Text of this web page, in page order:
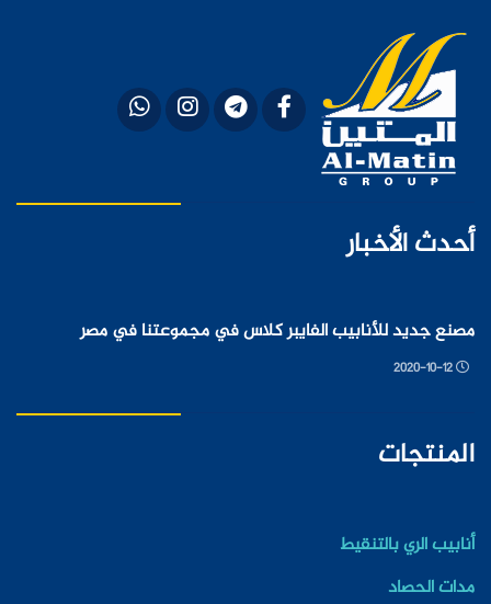
أحدث الأخبار
مصنع جديد للأنابيب الفايبر كلاس في مجموعتنا في مصر
المنتجات
أنابيب الري بالتنقيط
مدات الحصاد